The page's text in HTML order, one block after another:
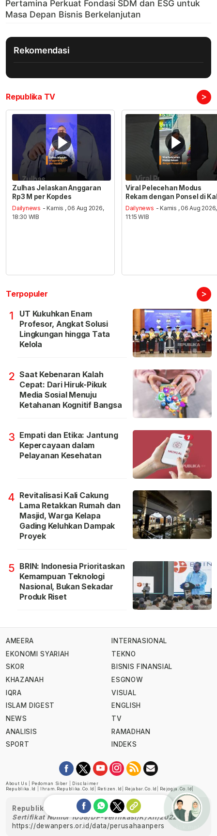
Rekomendasi
Republika TV >
Zulhas Jelaskan Anggaran
Rp3 M per Kopdes
Dailynews - Kamis , 06 Aug 2026,
18:30 WIB
Viral Pelecehan Modus
Rekam dengan Ponsel di
Dailynews - Kamis , 06 Aug 2026,
11:15 WIB
Terpopuler >
1
UT Kukuhkan Enam
Profesor, Angkat Solusi
Lingkungan hingga Tata
Kelola
2 Saat Kebenaran Kalah
Cepat: Dari Hiruk-Pikuk
Media Sosial Menuju
Ketahanan Kognitif Bangsa
3 Empati dan Etika: Jantung
Kepercayaan dalam
Pelayanan Kesehatan
4 Revitalisasi Kali Cakung
Lama Retakkan Rumah dan
Masjid, Warga Kelapa
Gading Keluhkan Dampak
Proyek
5 BRIN: Indonesia Prioritaskan
Kemampuan Teknologi
Nasional, Bukan Sekadar
Produk Riset
AMEERA
EKONOMI SYARIAH
SKOR
KHAZANAH
IQRA
ISLAM DIGEST
NEWS
ANALISIS
SPORT
INTERNASIONAL
TEKNO
BISNIS FINANSIAL
ESGNOW
VISUAL
ENGLISH
TV
RAMADHAN
INDEKS
About Us Pedoman Siber
Disclaimer
Republika.id
Ihram.republika.co.id Retizen.id Rejabar.co.id Rejogja.co.id
Republika telah diverifikasi oleh Dewan Pers
Sertifikat Nomor 1058/DP-Verifikasi/K/XII/2022
https://dewanpers.or.id/data/perusahaanpers
Ask me!